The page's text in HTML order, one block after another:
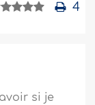
4
si je